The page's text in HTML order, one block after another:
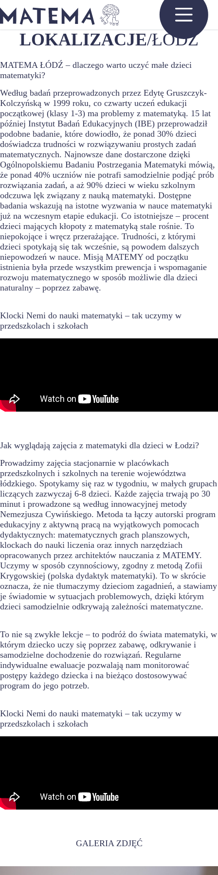
do
treści
LOKALIZACJE/ŁÓDŹ
MATEMA ŁÓDŹ – dlaczego warto uczyć małe dzieci
matematyki?
Według badań przeprowadzonych przez Edytę Gruszczyk-
Kolczyńską w 1999 roku, co czwarty uczeń edukacji
początkowej (klasy 1-3) ma problemy z matematyką. 15 lat
później Instytut Badań Edukacyjnych (IBE) przeprowadził
podobne badanie, które dowiodło, że ponad 30% dzieci
doświadcza trudności w rozwiązywaniu prostych zadań
matematycznych. Najnowsze dane dostarczone dzięki
Ogólnopolskiemu Badaniu Postrzegania Matematyki mówią,
że ponad 40% uczniów nie potrafi samodzielnie podjąć prób
rozwiązania zadań, a aż 90% dzieci w wieku szkolnym
odczuwa lęk związany z nauką matematyki. Dostępne
badania wskazują na istotne wyzwania w nauce matematyki
już na wczesnym etapie edukacji. Co istotniejsze – procent
dzieci mających kłopoty z matematyką stale rośnie. To
niepokojące i wręcz przerażające. Trudności, z którymi
dzieci spotykają się tak wcześnie, są powodem dalszych
niepowodzeń w nauce. Misją MATEMY od początku
istnienia była przede wszystkim prewencja i wspomaganie
rozwoju matematycznego w sposób możliwie dla dzieci
naturalny – poprzez zabawę.
Klocki Nemi do nauki matematyki – tak uczymy w
przedszkolach i szkołach
Jak wyglądają zajęcia z matematyki dla dzieci w Łodzi?
Prowadzimy zajęcia stacjonarnie w placówkach
przedszkolnych i szkolnych na terenie województwa
łódzkiego. Spotykamy się raz w tygodniu, w małych grupach
liczących zazwyczaj 6-8 dzieci. Każde zajęcia trwają po 30
minut i prowadzone są według innowacyjnej metody
Nemezjusza Cywińskiego. Metoda ta łączy autorski program
edukacyjny z aktywną pracą na wyjątkowych pomocach
dydaktycznych: matematycznych grach planszowych,
klockach do nauki liczenia oraz innych narzędziach
opracowanych przez architektów nauczania z MATEMY.
Uczymy w sposób czynnościowy, zgodny z metodą Zofii
Krygowskiej (polska dydaktyk matematyki). To w skrócie
oznacza, że nie tłumaczymy dzieciom zagadnień, a stawiamy
je świadomie w sytuacjach problemowych, dzięki którym
dzieci samodzielnie odkrywają zależności matematyczne.
To nie są zwykłe lekcje – to podróż do świata matematyki, w
którym dziecko uczy się poprzez zabawę, odkrywanie i
samodzielne dochodzenie do rozwiązań. Regularne
indywidualne ewaluacje pozwalają nam monitorować
postępy każdego dziecka i na bieżąco dostosowywać
program do jego potrzeb.
Klocki Nemi do nauki matematyki – tak uczymy w
przedszkolach i szkołach
GALERIA ZDJĘĆ